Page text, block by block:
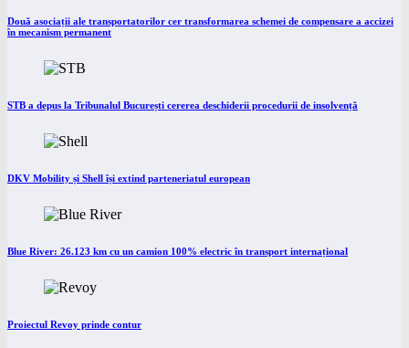
Două asociații ale transportatorilor cer transformarea schemei de compensare a accizei
în mecanism permanent
STB a depus la Tribunalul București cererea deschiderii procedurii de insolvență
DKV Mobility și Shell își extind parteneriatul european
Blue River: 26.123 km cu un camion 100% electric în transport internațional
Proiectul Revoy prinde contur